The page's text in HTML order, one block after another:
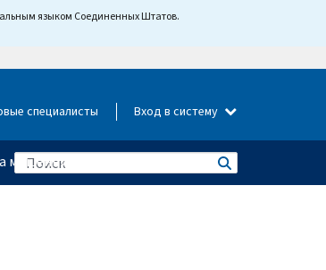
языком Соединенных Штатов.
специалисты Вход в систему
мошенничество